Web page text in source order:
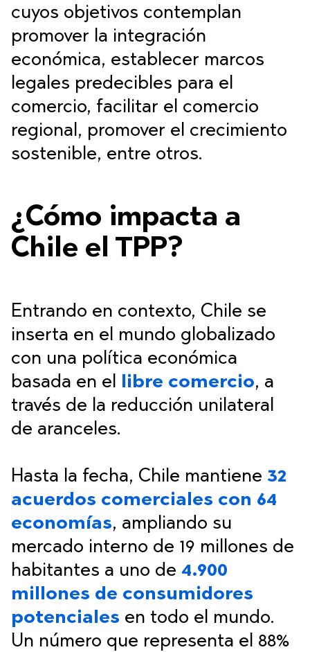
cuyos objetivos contemplan
promover la integración
económica, establecer marcos
legales predecibles para el
comercio, facilitar el comercio
regional, promover el crecimiento
sostenible, entre otros.
¿Cómo impacta a
Chile el TPP?
Entrando en contexto, Chile se
inserta en el mundo globalizado
con una política económica
basada en el libre comercio, a
través de la reducción unilateral
de aranceles.
Hasta la fecha, Chile mantiene 32
acuerdos comerciales con 64
economías, ampliando su
mercado interno de 19 millones de
habitantes a uno de 4.900
millones de consumidores
potenciales en todo el mundo.
Un número que representa el 88%